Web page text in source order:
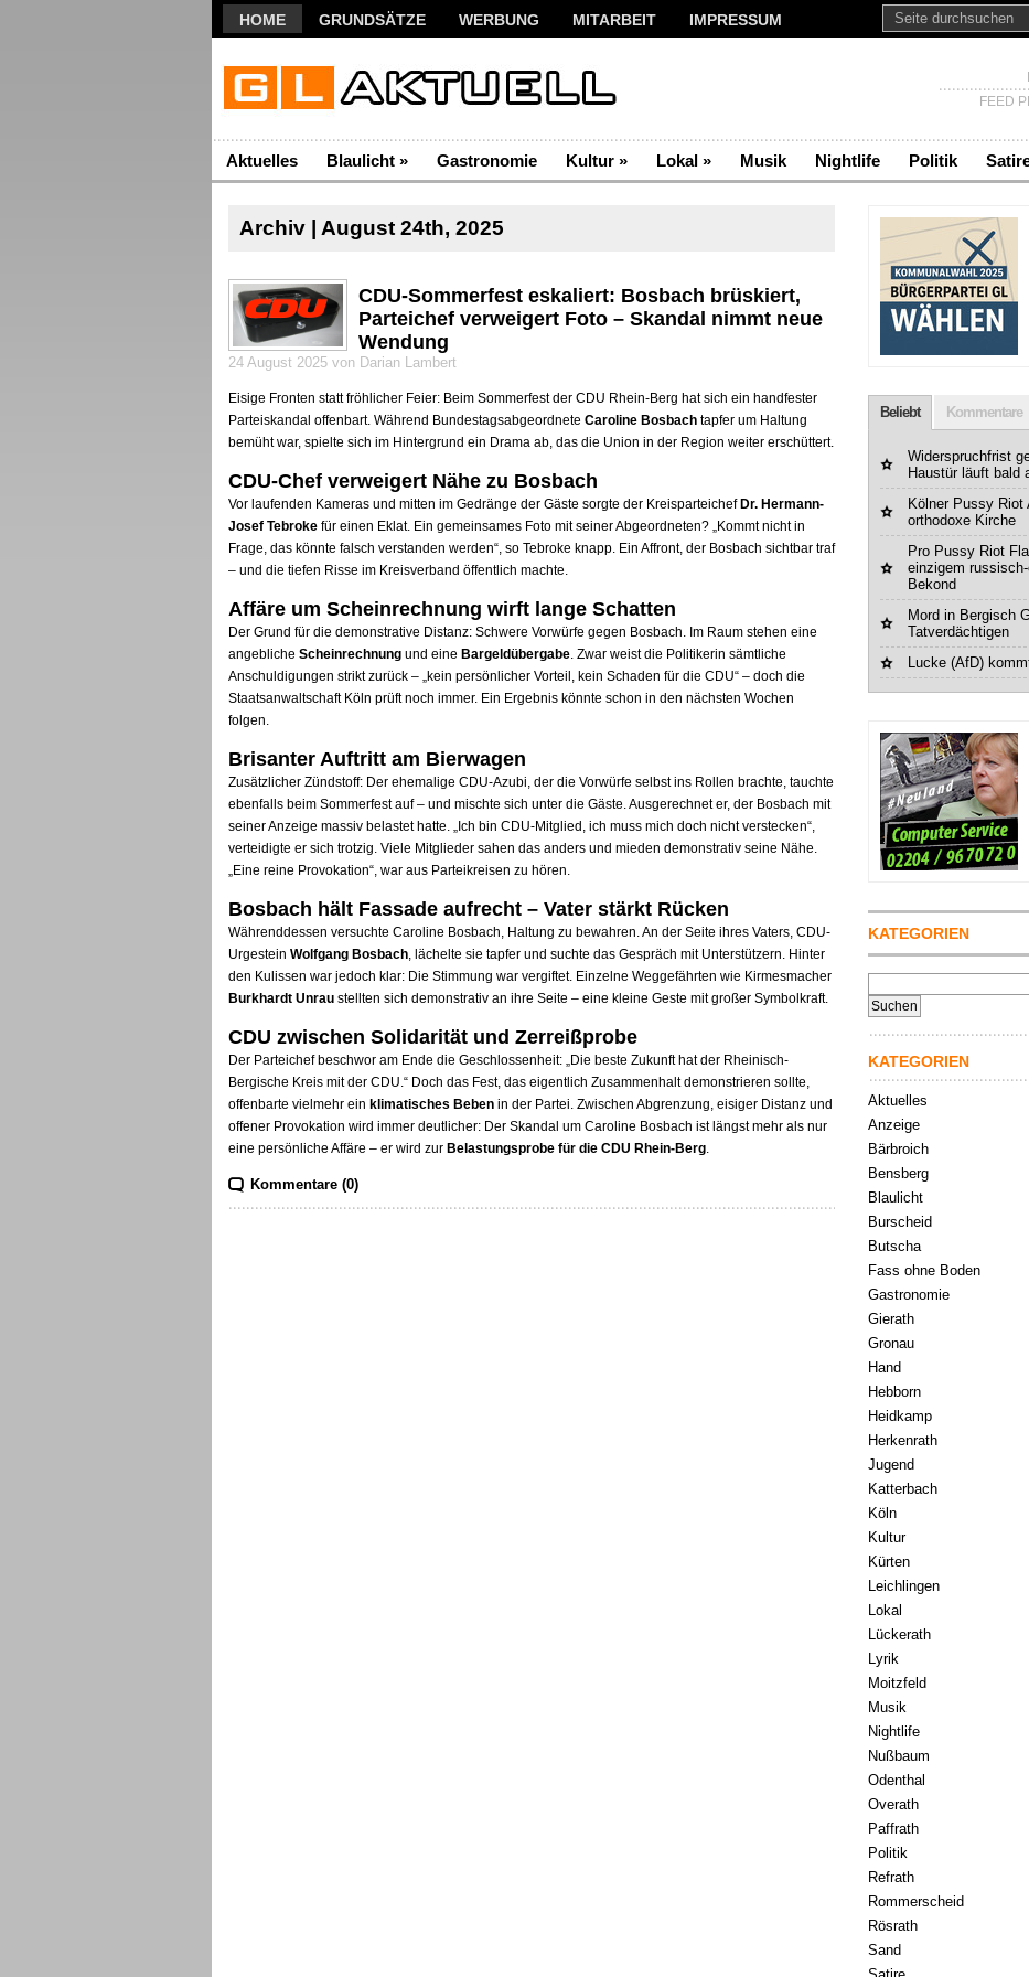
HOME GRUNDSÄTZE WERBUNG MITARBEIT IMPRESSUM
FEED
Aktuelles Blaulicht » Gastronomie Kultur » Lokal » Musik Nightlife Politik
Archiv | August 24th, 2025
CDU-Sommerfest eskaliert: Bosbach brüskiert,
Parteichef verweigert Foto – Skandal nimmt neue
Wendung
24 August 2025 von Darian Lambert
Eisige Fronten statt fröhlicher Feier: Beim Sommerfest der CDU Rhein-Berg hat sich ein handfester
Parteiskandal offenbart. Während Bundestagsabgeordnete Caroline Bosbach tapfer um Haltung
bemüht war, spielte sich im Hintergrund ein Drama ab, das die Union in der Region weiter erschüttert.
CDU-Chef verweigert Nähe zu Bosbach
Vor laufenden Kameras und mitten im Gedränge der Gäste sorgte der Kreisparteichef Dr. Hermann-
Josef Tebroke für einen Eklat. Ein gemeinsames Foto mit seiner Abgeordneten? „Kommt nicht in
Frage, das könnte falsch verstanden werden“, so Tebroke knapp. Ein Affront, der Bosbach sichtbar traf
– und die tiefen Risse im Kreisverband öffentlich machte.
Affäre um Scheinrechnung wirft lange Schatten
Der Grund für die demonstrative Distanz: Schwere Vorwürfe gegen Bosbach. Im Raum stehen eine
angebliche Scheinrechnung und eine Bargeldübergabe. Zwar weist die Politikerin sämtliche
Anschuldigungen strikt zurück – „kein persönlicher Vorteil, kein Schaden für die CDU“ – doch die
Staatsanwaltschaft Köln prüft noch immer. Ein Ergebnis könnte schon in den nächsten Wochen
folgen.
Brisanter Auftritt am Bierwagen
Zusätzlicher Zündstoff: Der ehemalige CDU-Azubi, der die Vorwürfe selbst ins Rollen brachte, tauchte
ebenfalls beim Sommerfest auf – und mischte sich unter die Gäste. Ausgerechnet er, der Bosbach mit
seiner Anzeige massiv belastet hatte. „Ich bin CDU-Mitglied, ich muss mich doch nicht verstecken“,
verteidigte er sich trotzig. Viele Mitglieder sahen das anders und mieden demonstrativ seine Nähe.
„Eine reine Provokation“, war aus Parteikreisen zu hören.
Bosbach hält Fassade aufrecht – Vater stärkt Rücken
Währenddessen versuchte Caroline Bosbach, Haltung zu bewahren. An der Seite ihres Vaters, CDU-
Urgestein Wolfgang Bosbach, lächelte sie tapfer und suchte das Gespräch mit Unterstützern. Hinter
den Kulissen war jedoch klar: Die Stimmung war vergiftet. Einzelne Weggefährten wie Kirmesmacher
Burkhardt Unrau stellten sich demonstrativ an ihre Seite – eine kleine Geste mit großer Symbolkraft.
CDU zwischen Solidarität und Zerreißprobe
Der Parteichef beschwor am Ende die Geschlossenheit: „Die beste Zukunft hat der Rheinisch-
Bergische Kreis mit der CDU.“ Doch das Fest, das eigentlich Zusammenhalt demonstrieren sollte,
offenbarte vielmehr ein klimatisches Beben in der Partei. Zwischen Abgrenzung, eisiger Distanz und
offener Provokation wird immer deutlicher: Der Skandal um Caroline Bosbach ist längst mehr als nur
eine persönliche Affäre – er wird zur Belastungsprobe für die CDU Rhein-Berg.
Kommentare (0)
Beliebt Kommentare
Widerspruchfrist
Haustür läuft bald
Kölner Pussy
orthodoxe Kirche
Pro Pussy Riot
einzigem
Bekond
Mord in Bergisch
Tatverdächtigen
Lucke (AfD)
KATEGORIEN
nach:
KATEGORIEN
Aktuelles
Anzeige
Bärbroich
Bensberg
Blaulicht
Burscheid
Butscha
Fass ohne Boden
Gastronomie
Gierath
Gronau
Hand
Hebborn
Heidkamp
Herkenrath
Jugend
Katterbach
Köln
Kultur
Kürten
Leichlingen
Lokal
Lückerath
Lyrik
Moitzfeld
Musik
Nightlife
Nußbaum
Odenthal
Overath
Paffrath
Politik
Refrath
Rommerscheid
Rösrath
Sand